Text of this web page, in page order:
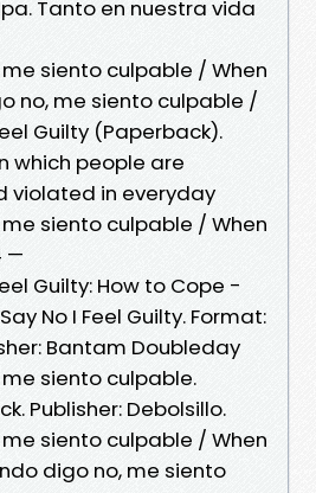
Tanto en nuestra vida
siento culpable / When
no, me siento culpable /
Guilty (Paperback).
which people are
violated in everyday
siento culpable / When
—
Guilty: How to Cope -
No I Feel Guilty. Format:
Bantam Doubleday
siento culpable.
Publisher: Debolsillo.
siento culpable / When
digo no, me siento